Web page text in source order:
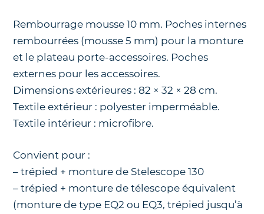
Rembourrage mousse 10 mm. Poches internes
rembourrées (mousse 5 mm) pour la monture
et le plateau porte-accessoires. Poches
externes pour les accessoires.
Dimensions extérieures : 82 × 32 × 28 cm.
Textile extérieur : polyester imperméable.
Textile intérieur : microfibre.
Convient pour :
– trépied + monture de Stelescope 130
– trépied + monture de télescope équivalent
(monture de type EQ2 ou EQ3, trépied jusqu’à